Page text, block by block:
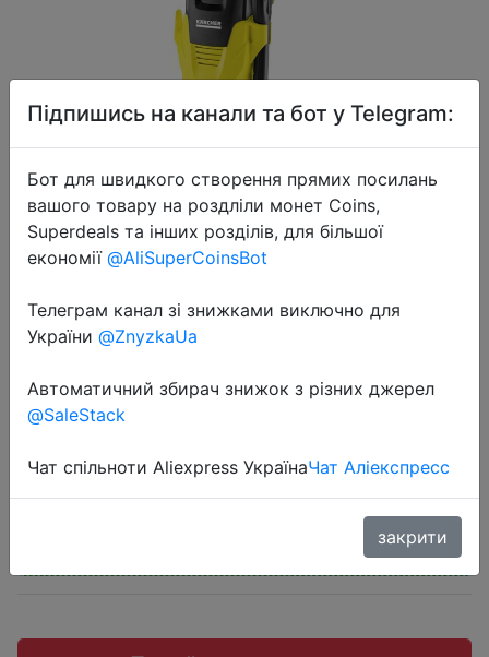
Электрическая мойка высокого
давления Karcher K 3 1.601-888.0
1600 Вт
5990 руб.
Підпишись на канали та бот у Telegram:
Бот для швидкого створення прямих посилань
вашого товару на роздліли монет Coins,
Superdeals та інших розділів, для більшої
економії @AliSuperCoinsBot
Телеграм канал зі знижками виключно для
України @ZnyzkaUa
Автоматичний збирач знижок з різних джерел
@SaleStack
Чат спільноти Aliexpress УкраїнаЧат Аліекспресс
закрити